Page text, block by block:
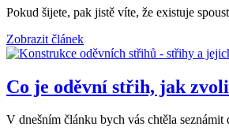
Pokud šijete, pak jistě víte, že existuje
Zobrazit článek
Co je oděvní střih, jak
V dnešním článku bych vás chtěla